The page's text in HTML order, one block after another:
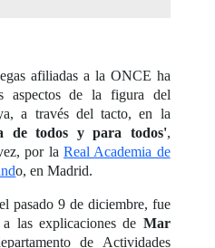
afiliadas a la ONCE ha
aspectos de la figura del
a través del tacto, en la
de todos y para todos',
por laReal Academia de
o, en Madrid.
pasado 9 de diciembre, fue
las explicaciones de Mar
de Actividades